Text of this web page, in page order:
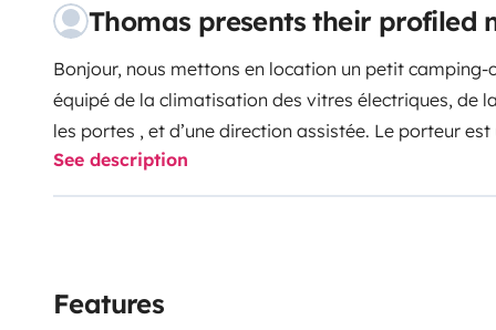
Thomas presents their profiled
Bonjour, nous mettons en location un petit camping-
équipé de la climatisation des vitres électriques, de
les portes , et d’une direction assistée. Le porteur
moteur puissant et économique il dispose d’un
concours hippiques ou courses automobiles , motos
) , ils sont superposés juste derrière les sièges avant,
See description
Features